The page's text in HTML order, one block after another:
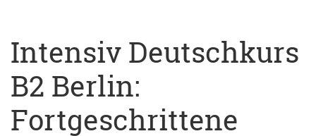
Intensiv Deutschkurs
B2 Berlin:
Fortgeschrittene